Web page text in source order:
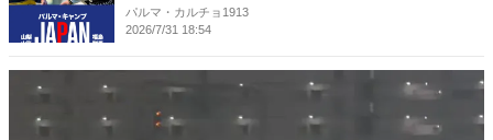
パルマ・カルチョ1913
2026/7/31 18:54